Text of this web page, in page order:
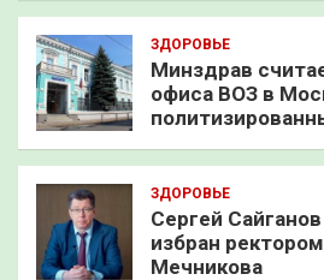
ЗДОРОВЬЕ
Минздрав
офиса ВОЗ в
ЗДОРОВЬЕ
Сергей
избран
Мечникова